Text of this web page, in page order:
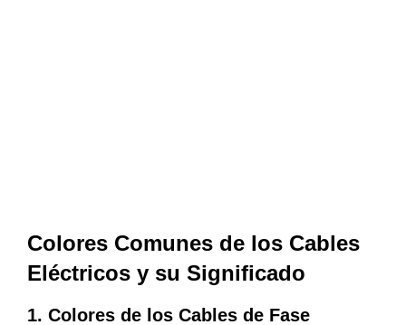
Colores Comunes de los Cables
Eléctricos y su Significado
1. Colores de los Cables de Fase